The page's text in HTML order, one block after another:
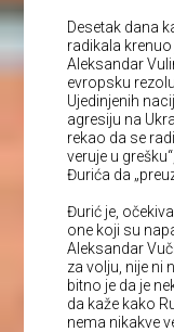
Desetak dana
radikala
Aleksandar
evropsku
Ujedinjenih
agresiju na
rekao da se
veruje u
Đurića da
Đurić je,
one koji su
Aleksandar
za volju, nije ni
bitno je da je
da kaže kako
nema nikakve